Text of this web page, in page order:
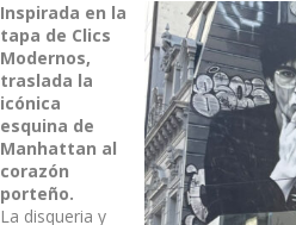
Inspirada en la
tapa de Clics
Modernos,
traslada la
icónica
esquina de
Manhattan al
corazón
porteño.
La disqueria y